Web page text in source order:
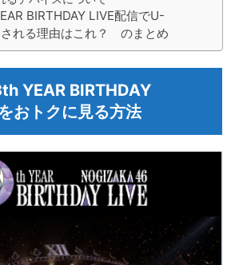
BIRTHDAY LIVE配信でU-
れる理由はこれ？ のまとめ
YEAR BIRTHDAY
おトクに見る方法